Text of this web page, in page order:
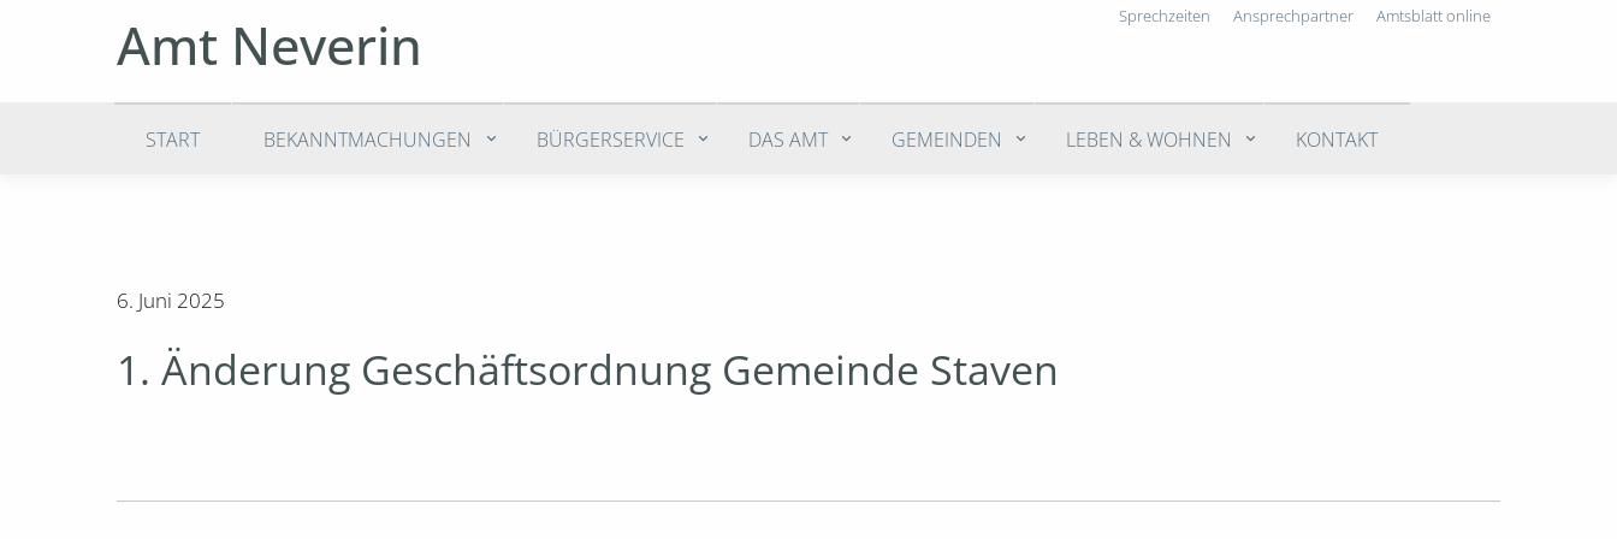
Amt Neverin Sprechzeiten Ansprechpartner Amtsblatt online
START BEKANNTMACHUNGEN BÜRGERSERVICE DAS AMT GEMEINDEN LEBEN & WOHNEN KONTAKT
6. Juni 2025
1. Änderung Geschäftsordnung Gemeinde Staven